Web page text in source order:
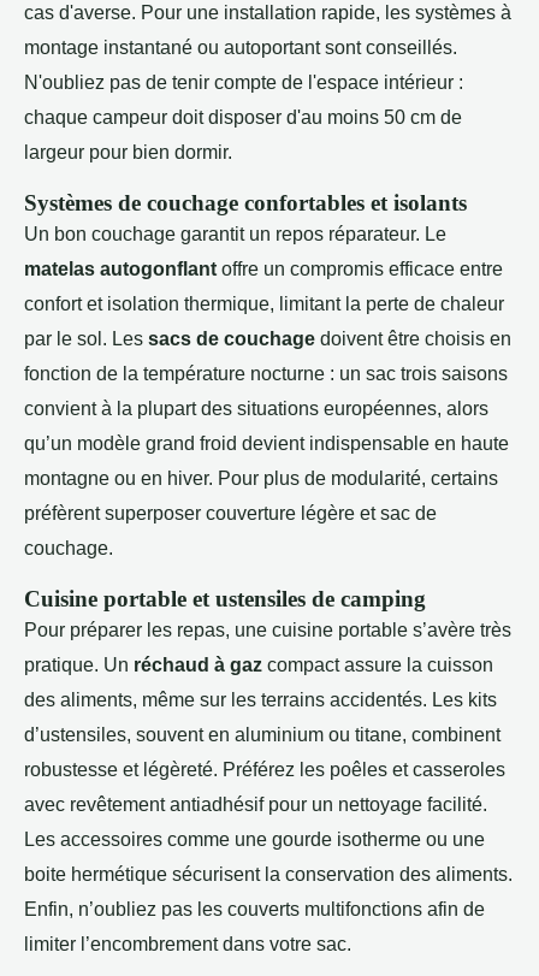
cas d'averse. Pour une installation rapide, les systèmes à
montage instantané ou autoportant sont conseillés.
N'oubliez pas de tenir compte de l'espace intérieur :
chaque campeur doit disposer d'au moins 50 cm de
largeur pour bien dormir.
Systèmes de couchage confortables et isolants
Un bon couchage garantit un repos réparateur. Le
matelas autogonflant offre un compromis efficace entre
confort et isolation thermique, limitant la perte de chaleur
par le sol. Les sacs de couchage doivent être choisis en
fonction de la température nocturne : un sac trois saisons
convient à la plupart des situations européennes, alors
qu’un modèle grand froid devient indispensable en haute
montagne ou en hiver. Pour plus de modularité, certains
préfèrent superposer couverture légère et sac de
couchage.
Cuisine portable et ustensiles de camping
Pour préparer les repas, une cuisine portable s’avère très
pratique. Un réchaud à gaz compact assure la cuisson
des aliments, même sur les terrains accidentés. Les kits
d’ustensiles, souvent en aluminium ou titane, combinent
robustesse et légèreté. Préférez les poêles et casseroles
avec revêtement antiadhésif pour un nettoyage facilité.
Les accessoires comme une gourde isotherme ou une
boite hermétique sécurisent la conservation des aliments.
Enfin, n’oubliez pas les couverts multifonctions afin de
limiter l’encombrement dans votre sac.